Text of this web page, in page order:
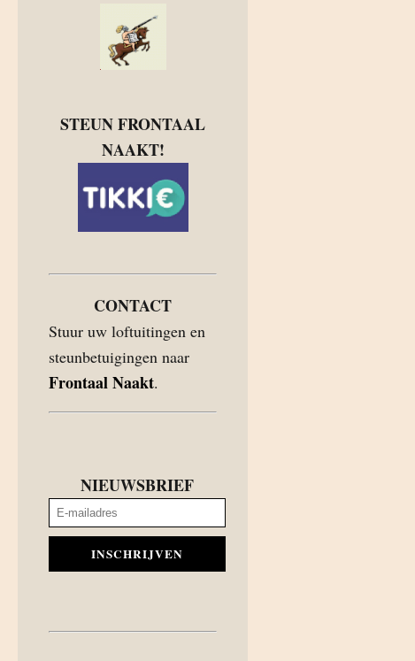
STEUN FRONTAAL
NAAKT!
CONTACT
Stuur uw loftuitingen en
steunbetuigingen naar
Frontaal Naakt.
NIEUWSBRIEF
INSCHRIJVEN